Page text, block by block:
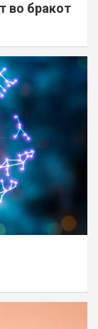
во бракот